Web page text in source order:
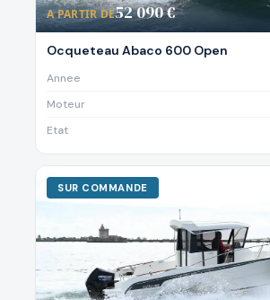
A PARTIR DE52 090 €
Ocqueteau Abaco 600 Open
Annee
Moteur
Etat
SUR COMMANDE